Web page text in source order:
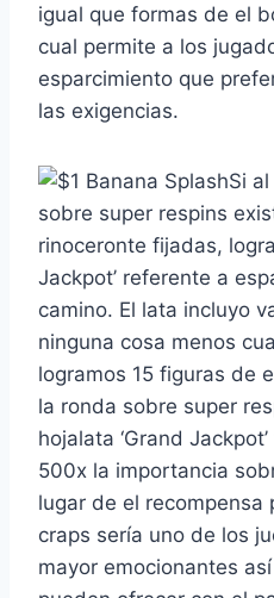
igual que formas de el
cual permite a los
esparcimiento que
las exigencias.
Si
sobre super respins
rinoceronte fijadas,
Jackpot’ referente a
camino. El lata incluyo
ninguna cosa menos
logramos 15 figuras de
la ronda sobre super
hojalata ‘Grand
500x la importancia
lugar de el recompensa
craps serí­a uno de los
mayor emocionantes